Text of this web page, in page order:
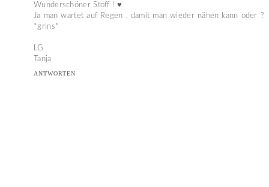
Wunderschöner Stoff ! ♥
Ja man wartet auf Regen , damit man wieder nähen kann oder ?
*grins*
LG
Tanja
ANTWORTEN